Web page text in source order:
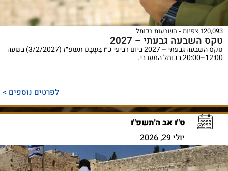
120,093 צפיות השבעות בכותל
טקס השבעה גבעתי – 2027
טקס השבעה גבעתי – 2027 ביום רביעי כ״ו בִּשְׁבָט תשפ״ז (3/2/2027) בשעה
12:00–20:00 בכותל המערבי.
לפרטים נוספים >
ט"ו אב ה'תשפ"ו
יולי 29, 2026